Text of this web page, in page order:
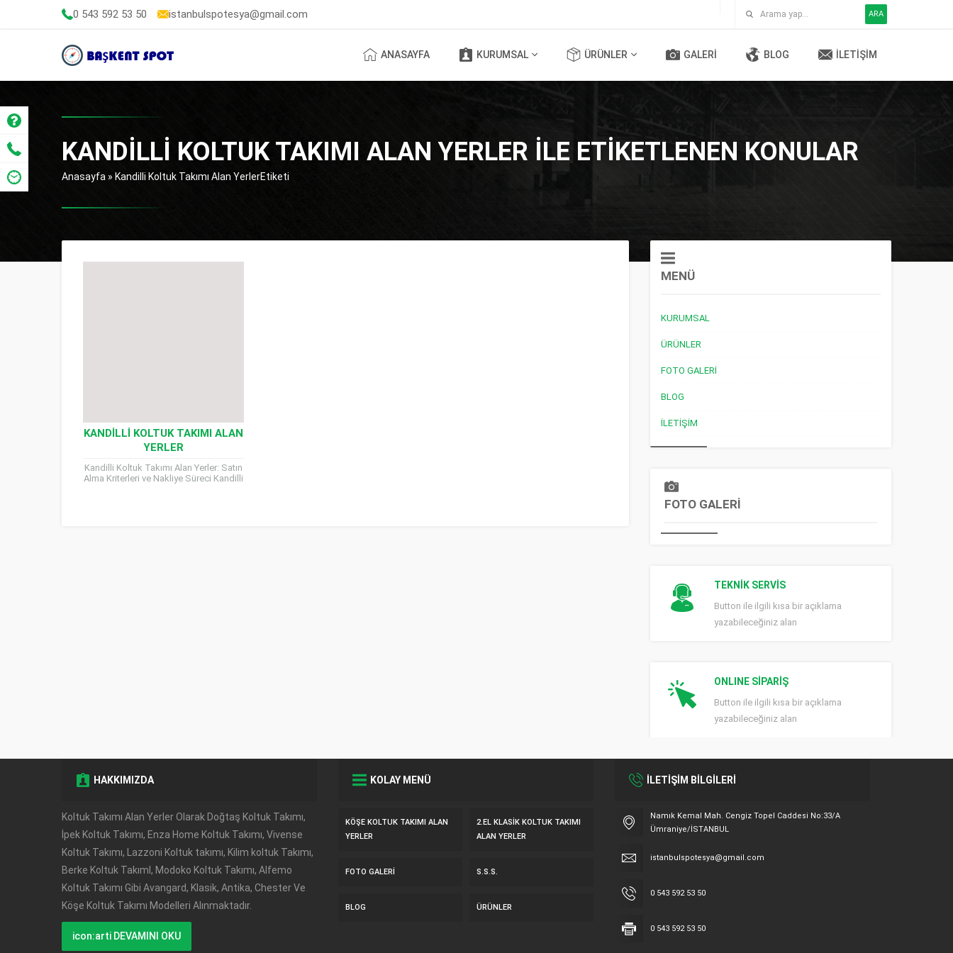
0 543 592 53 50 istanbulspotesya@gmail.com ARA
ANASAYFA KURUMSAL ÜRÜNLER GALERI BLOG İLETIŞIM
KANDILLI KOLTUK TAKIMI ALAN YERLER ILE ETIKETLENEN KONULAR
Anasayfa » Kandilli Koltuk Takımı Alan YerlerEtiketi
KANDILLI KOLTUK TAKIMI ALAN
YERLER
Kandilli Koltuk Takımı Alan Yerler: Satın
Alma Kriterleri ve Nakliye Süreci Kandilli
MENÜ
KURUMSAL
ÜRÜNLER
FOTO GALERI
BLOG
İLETIŞIM
FOTO GALERİ
TEKNİK SERVİS
Button ile ilgili kısa bir açıklama
yazabileceğiniz alan
ONLINE SİPARİŞ
Button ile ilgili kısa bir açıklama
yazabileceğiniz alan
HAKKIMIZDA
Koltuk Takımı Alan Yerler Olarak Doğtaş Koltuk Takımı,
İpek Koltuk Takımı, Enza Home Koltuk Takımı, Vivense
Koltuk Takımı, Lazzoni Koltuk takımı, Kilim koltuk Takımı,
Berke Koltuk TakımI, Modoko Koltuk Takımı, Alfemo
Koltuk Takımı Gibi Avangard, Klasik, Antika, Chester Ve
Köşe Koltuk Takımı Modelleri Alınmaktadır.
icon:arti DEVAMINI OKU
KOLAY MENÜ
KÖŞE KOLTUK TAKIMI ALAN
YERLER
2.EL KLASIK KOLTUK TAKIMI
ALAN YERLER
FOTO GALERI S.S.S.
BLOG ÜRÜNLER
İLETİŞİM BİLGİLERİ
Namık Kemal Mah. Cengiz Topel Caddesi No:33/A
Ümraniye/İSTANBUL
istanbulspotesya@gmail.com
0 543 592 53 50
0 543 592 53 50
Müşteri Temsilcisi